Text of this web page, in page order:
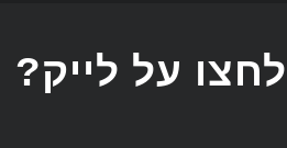
על לייק?